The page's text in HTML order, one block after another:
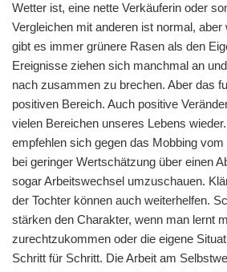
Wetter ist, eine nette Verkäuferin oder
Vergleichen mit anderen ist normal,
gibt es immer grünere Rasen als den
Ereignisse ziehen sich manchmal an
nach zusammen zu brechen. Aber das
positiven Bereich. Auch positive
vielen Bereichen unseres Lebens
empfehlen sich gegen das Mobbing
bei geringer Wertschätzung über einen
sogar Arbeitswechsel umzuschauen.
der Tochter können auch weiterhelfen.
stärken den Charakter, wenn man lernt
zurechtzukommen oder die eigene
Schritt für Schritt. Die Arbeit am